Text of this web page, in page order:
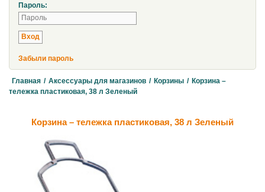
Пароль:
Забыли пароль
Главная / Аксессуары для магазинов / Корзины / Корзина –
тележка пластиковая, 38 л Зеленый
Корзина – тележка пластиковая, 38 л Зеленый